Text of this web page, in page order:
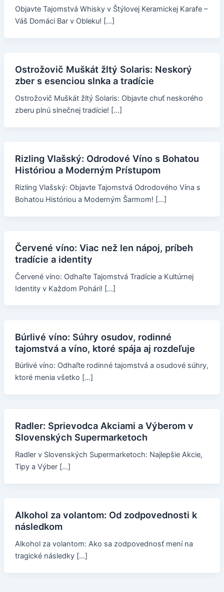
Objavte Tajomstvá Whisky v Štýlovej Keramickej Karafe –
Váš Domáci Bar v Obleku! […]
Ostrožovič Muškát žltý Solaris: Neskorý
zber s esenciou slnka a tradície
Ostrožovič Muškát žltý Solaris: Objavte chuť neskorého
zberu plnú slnečnej tradície! […]
Rizling Vlašský: Odrodové Víno s Bohatou
Históriou a Moderným Prístupom
Rizling Vlašský: Objavte Tajomstvá Odrodového Vína s
Bohatou Históriou a Moderným Šarmom! […]
Červené víno: Viac než len nápoj, príbeh
tradície a identity
Červené víno: Odhaľte Tajomstvá Tradície a Kultúrnej
Identity v Každom Pohári! […]
Búrlivé víno: Súhry osudov, rodinné
tajomstvá a víno, ktoré spája aj rozdeľuje
Búrlivé víno: Odhaľte rodinné tajomstvá a osudové súhry,
ktoré menia všetko […]
Radler: Sprievodca Akciami a Výberom v
Slovenských Supermarketoch
Radler v Slovenských Supermarketoch: Najlepšie Akcie,
Tipy a Výber […]
Alkohol za volantom: Od zodpovednosti k
následkom
Alkohol za volantom: Ako sa zodpovednosť mení na
tragické následky […]